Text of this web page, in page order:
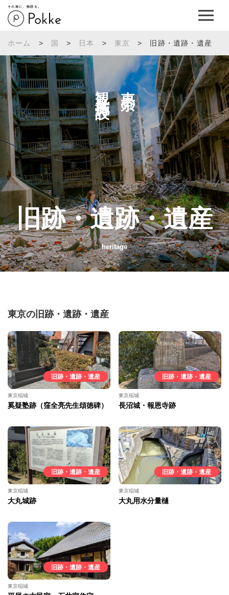
その旅に、物語を。
ホーム > 国 > 日本 > 東京 > 旧跡・遺跡・遺産
東京の
観光施設へ
旧跡・遺跡・遺産
heritage
東京の旧跡・遺跡・遺産
旧跡・遺跡・遺産
東京稲城
奚疑塾跡（窪全亮先生頌徳碑）
旧跡・遺跡・遺産
東京稲城
長沼城・報恩寺跡
旧跡・遺跡・遺産
東京稲城
大丸城跡
旧跡・遺跡・遺産
東京稲城
大丸用水分量樋
旧跡・遺跡・遺産
東京稲城